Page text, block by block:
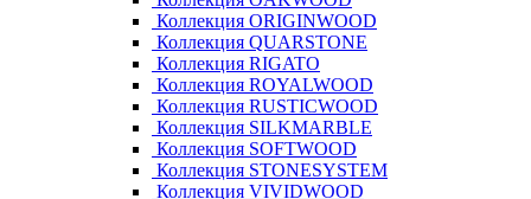
Коллекция ORIGINWOOD
Коллекция QUARSTONE
Коллекция RIGATO
Коллекция ROYALWOOD
Коллекция RUSTICWOOD
Коллекция SILKMARBLE
Коллекция SOFTWOOD
Коллекция STONESYSTEM
Коллекция VIVIDWOOD